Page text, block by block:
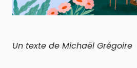
Un texte de Michaël Grégoire